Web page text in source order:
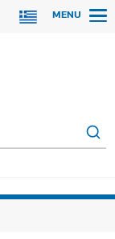
MENU